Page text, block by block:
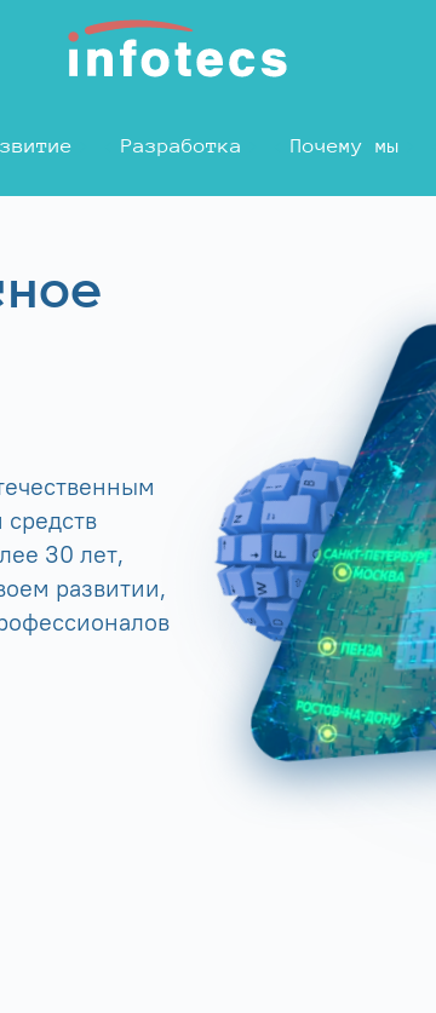
Разработка Почему мы
30 лет,
развитии,